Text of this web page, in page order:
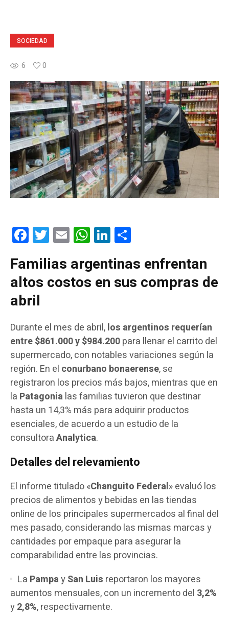
SOCIEDAD
6 0
FacebookTwitterEmail WhatsAppLinkedIn
Familias argentinas enfrentan
altos costos en sus compras de
abril
Durante el mes de abril,los argentinos requerían
entre $861.000 y $984.200para llenar el carrito del
supermercado, con notables variaciones según la
región. En el conurbano bonaerense, se
registraron los precios más bajos, mientras que en
la Patagonialas familias tuvieron que destinar
hasta un 14,3% más para adquirir productos
esenciales, de acuerdo a un estudio de la
consultoraAnalytica.
Detalles del relevamiento
El informe titulado «Changuito Federal» evaluó los
precios de alimentos y bebidas en las tiendas
online de los principales supermercados al final del
mes pasado, considerando las mismas marcas y
cantidades por empaque para asegurar la
comparabilidad entre las provincias.
La PampaySan Luis reportaron los mayores
aumentos mensuales, con un incremento del 3,2%
y2,8%, respectivamente.